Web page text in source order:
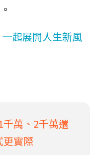
起展開人生新風
萬、2千萬還
更實際